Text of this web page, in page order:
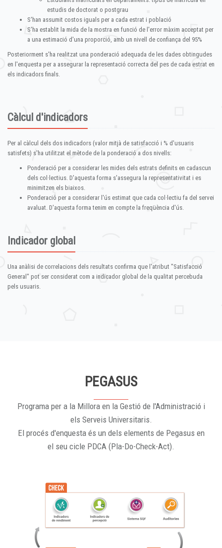
estudis de doctorat o postgrau
S'han assumit costos iguals per a cada estrat i població
S'ha establit la mida de la mostra en funció de l'error màxim acceptat per
a una estimació d'una proporció, amb un nivell de confiança del 95%
Posteriorment s'ha realitzat una ponderació adequada de les dades obtingudes
en l'enquesta per a assegurar la representació correcta del pes de cada estrat en
els indicadors finals.
Càlcul d'indicadors
Per al càlcul dels dos indicadors (valor mitjà de satisfacció i % d'usuaris
satisfets) s'ha utilitzat el mètode de la ponderació a dos nivells:
Ponderació per a considerar les mides dels estrats definits en cadascun
dels col·lectius. D'aquesta forma s'assegura la representativitat i es
minimitzen els biaixos.
Ponderació per a considerar l'ús estimat que cada col·lectiu fa del servei
avaluat. D'aquesta forma tenim en compte la freqüència d'ús.
Indicador global
Una anàlisi de correlacions dels resultats confirma que l'atribut "Satisfacció
General" pot ser considerat com a indicador global de la qualitat percebuda
pels usuaris.
PEGASUS
Programa per a la Millora en la Gestió de l'Administració i
els Serveis Universitaris.
El procés d'enquesta és un dels elements de Pegasus en
el seu cicle PDCA (Pla-Do-Check-Act).